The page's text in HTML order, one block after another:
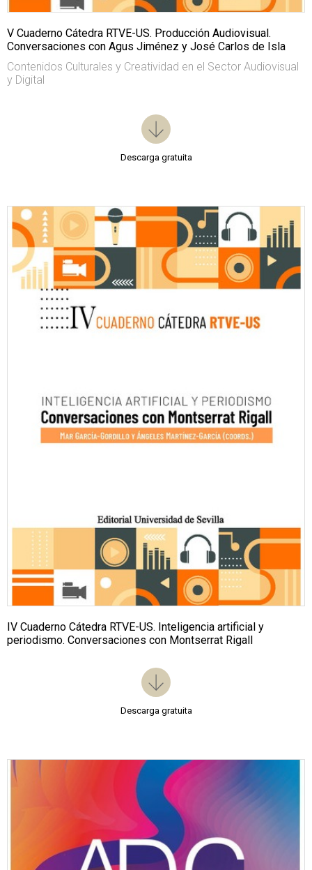
V Cuaderno Cátedra RTVE-US. Producción Audiovisual.
Conversaciones con Agus Jiménez y José Carlos de Isla
Contenidos Culturales y Creatividad en el Sector Audiovisual
y Digital
Descarga gratuita
IV Cuaderno Cátedra RTVE-US. Inteligencia artificial y
periodismo. Conversaciones con Montserrat Rigall
Descarga gratuita